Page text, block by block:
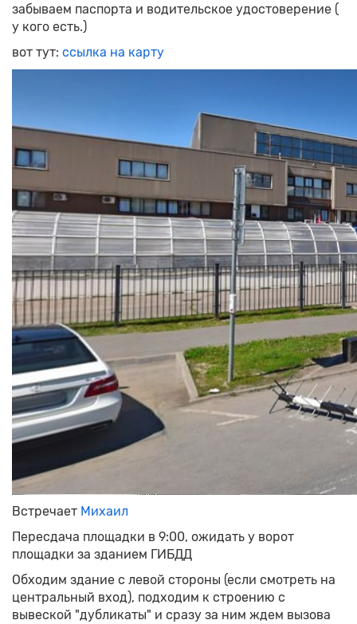
забываем паспорта и водительское удостоверение (
у кого есть.)
вот тут: ссылка на карту
Встречает Михаил
Пересдача площадки в 9:00, ожидать у ворот
площадки за зданием ГИБДД
Обходим здание с левой стороны (если смотреть на
центральный вход), подходим к строению с
вывеской "дубликаты" и сразу за ним ждем вызова